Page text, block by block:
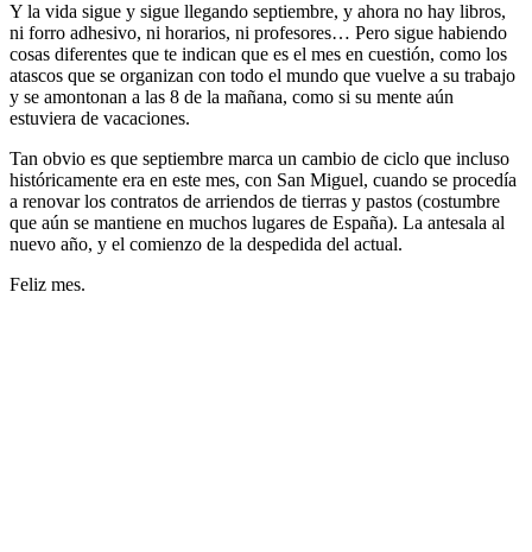
Y la vida sigue y sigue llegando septiembre, y ahora no hay libros,
ni forro adhesivo, ni horarios, ni profesores… Pero sigue habiendo
cosas diferentes que te indican que es el mes en cuestión, como los
atascos que se organizan con todo el mundo que vuelve a su trabajo
y se amontonan a las 8 de la mañana, como si su mente aún
estuviera de vacaciones.
Tan obvio es que septiembre marca un cambio de ciclo que incluso
históricamente era en este mes, con San Miguel, cuando se procedía
a renovar los contratos de arriendos de tierras y pastos (costumbre
que aún se mantiene en muchos lugares de España). La antesala al
nuevo año, y el comienzo de la despedida del actual.
Feliz mes.